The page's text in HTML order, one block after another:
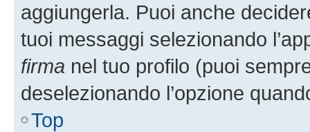
aggiungerla. Puoi anche
tuoi messaggi selezionando
firma nel tuo profilo (puoi
deselezionando l’opzione
Top